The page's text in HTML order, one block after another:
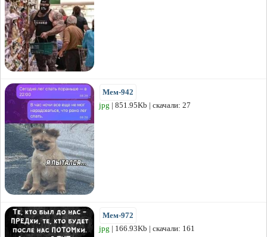
Мем-942
jpg | 851.95Kb | скачали: 27
Мем-972
jpg | 166.93Kb | скачали: 161